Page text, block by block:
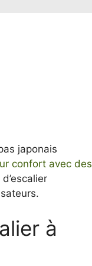
japonais
confort avec des
à